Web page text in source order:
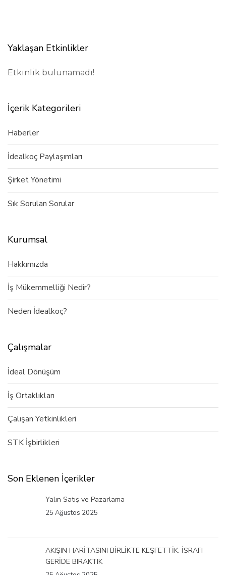
Yaklaşan Etkinlikler
Etkinlik bulunamadı!
İçerik Kategorileri
Haberler
İdealkoç Paylaşımları
Şirket Yönetimi
Sık Sorulan Sorular
Kurumsal
Hakkımızda
İş Mükemmelliği Nedir?
Neden İdealkoç?
Çalışmalar
İdeal Dönüşüm
İş Ortaklıkları
Çalışan Yetkinlikleri
STK İşbirlikleri
Son Eklenen İçerikler
Yalın Satış ve Pazarlama
25 Ağustos 2025
AKIŞIN HARİTASINI BİRLİKTE KEŞFETTİK. İSRAFI
GERİDE BIRAKTIK